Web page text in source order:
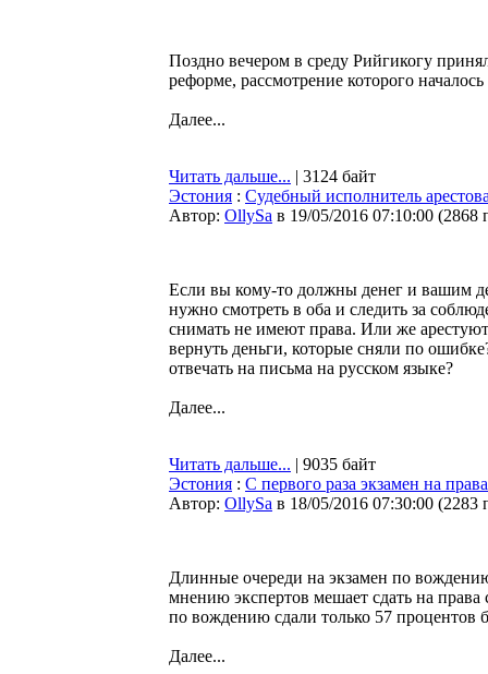
Поздно вечером в среду Рийгикогу
реформе, рассмотрение которого
Далее...
Читать дальше... | 3124 байт
Эстония : Судебный исполнитель
Автор: OllySa в 19/05/2016 07:10:00 (2868
Если вы кому-то должны денег и вашим
нужно смотреть в оба и следить за
снимать не имеют права. Или же
вернуть деньги, которые сняли по
отвечать на письма на русском языке?
Далее...
Читать дальше... | 9035 байт
Эстония : С первого раза экзамен на
Автор: OllySa в 18/05/2016 07:30:00 (2283
Длинные очереди на экзамен по
мнению экспертов мешает сдать на права
по вождению сдали только 57 процентов
Далее...